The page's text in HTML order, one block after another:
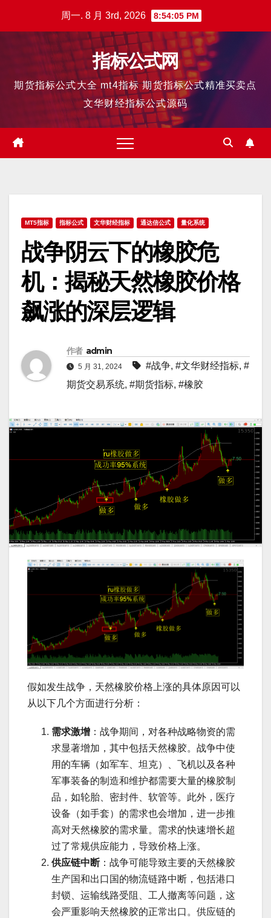
周一. 8 月 3rd, 2026 8:54:06 PM
指标公式网
期货指标公式大全 mt4指标 期货指标公式精准买卖点
文华财经指标公式源码
MT5指标 指标公式 文华财经指标 通达信公式 量化系统
战争阴云下的橡胶危
机：揭秘天然橡胶价格
飙涨的深层逻辑
作者 admin
5 月 31, 2024 #战争, #文华财经指标, #
期货交易系统, #期货指标, #橡胶
假如发生战争，天然橡胶价格上涨的具体原因可以
从以下几个方面进行分析：
需求激增 ：战争期间，对各种战略物资的需
求显著增加，其中包括天然橡胶。战争中使
用的车辆（如军车、坦克）、飞机以及各种
军事装备的制造和维护都需要大量的橡胶制
品，如轮胎、密封件、软管等。此外，医疗
设备（如手套）的需求也会增加，进一步推
高对天然橡胶的需求量。需求的快速增长超
过了常规供应能力，导致价格上涨。
供应链中断：战争可能导致主要的天然橡胶
生产国和出口国的物流链路中断，包括港口
封锁、运输线路受阻、工人撤离等问题，这
会严重影响天然橡胶的正常出口。供应链的